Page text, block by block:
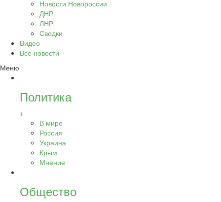
Новости Новороссии
ДНР
ЛНР
Сводки
Видео
Все новости
Меню
Политика
+
В мире
Россия
Украина
Крым
Мнение
Общество